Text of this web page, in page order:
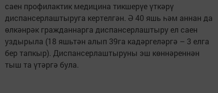
саен профилактик медицина тикшерүе үткәрү
диспансерлаштыруга кертелгән. Ә 40 яшь һәм аннан да
өлкәнрәк гражданнарга диспансерлаштыру ел саен
уздырыла (18 яшьтән алып 39га кадәргеләргә – 3 елга
бер тапкыр). Диспансерлаштыруны эш көннәреннән
тыш та үтәргә була.